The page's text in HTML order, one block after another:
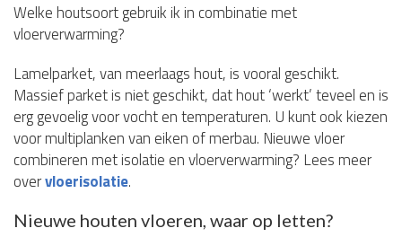
Welke houtsoort gebruik ik in combinatie met
vloerverwarming?
Lamelparket, van meerlaags hout, is vooral geschikt.
Massief parket is niet geschikt, dat hout ‘werkt’ teveel en is
erg gevoelig voor vocht en temperaturen. U kunt ook kiezen
voor multiplanken van eiken of merbau. Nieuwe vloer
combineren met isolatie en vloerverwarming? Lees meer
overvloerisolatie.
Nieuwe houten vloeren, waar op letten?